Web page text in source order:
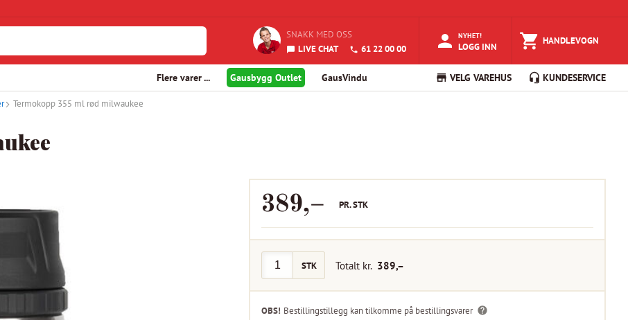
SNAKK MED OSS
LIVE CHAT
61 22 00 00
NYHET!
LOGG INN HANDLEVOGN
Flere varer ... Gausbygg Outlet GausVindu VELG VAREHUS KUNDESERVICE
Termokopp 355 ml rød milwaukee
389,– PR.STK
STK Totalt kr. 389,–
OBS! Bestillingstillegg kan tilkomme på bestillingsvarer